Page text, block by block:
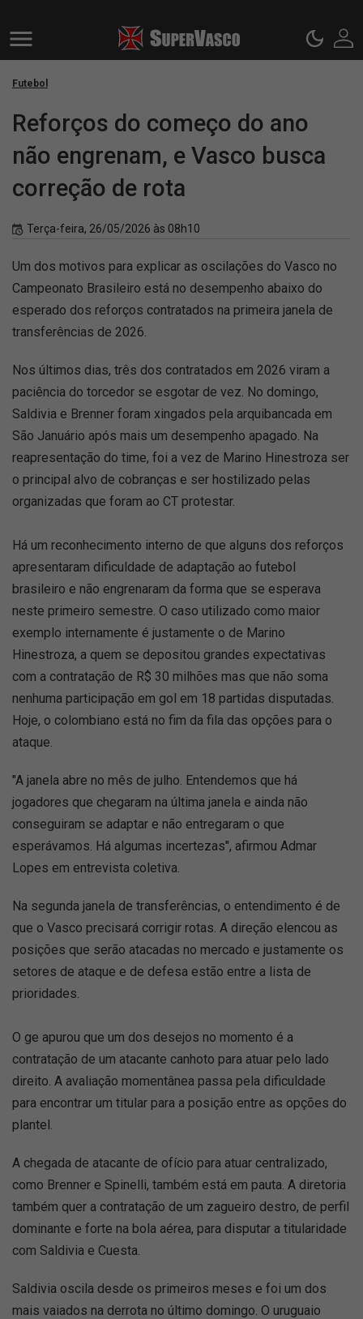
Futebol
Reforços do começo do ano
não engrenam, e Vasco busca
correção de rota
Terça-feira, 26/05/2026 às 08h10
Um dos motivos para explicar as oscilações do Vasco no
Campeonato Brasileiro está no desempenho abaixo do
esperado dos reforços contratados na primeira janela de
transferências de 2026.
Nos últimos dias, três dos contratados em 2026 viram a
paciência do torcedor se esgotar de vez. No domingo,
Saldivia e Brenner foram xingados pela arquibancada em
São Januário após mais um desempenho apagado. Na
reapresentação do time, foi a vez de Marino Hinestroza ser
o principal alvo de cobranças e ser hostilizado pelas
organizadas que foram ao CT protestar.
Há um reconhecimento interno de que alguns dos reforços
apresentaram dificuldade de adaptação ao futebol
brasileiro e não engrenaram da forma que se esperava
neste primeiro semestre. O caso utilizado como maior
exemplo internamente é justamente o de Marino
Hinestroza, a quem se depositou grandes expectativas
com a contratação de R$ 30 milhões mas que não soma
nenhuma participação em gol em 18 partidas disputadas.
Hoje, o colombiano está no fim da fila das opções para o
ataque.
"A janela abre no mês de julho. Entendemos que há
jogadores que chegaram na última janela e ainda não
conseguiram se adaptar e não entregaram o que
esperávamos. Há algumas incertezas", afirmou Admar
Lopes em entrevista coletiva.
Na segunda janela de transferências, o entendimento é de
que o Vasco precisará corrigir rotas. A direção elencou as
posições que serão atacadas no mercado e justamente os
setores de ataque e de defesa estão entre a lista de
prioridades.
O ge apurou que um dos desejos no momento é a
contratação de um atacante canhoto para atuar pelo lado
direito. A avaliação momentânea passa pela dificuldade
para encontrar um titular para a posição entre as opções do
plantel.
A chegada de atacante de ofício para atuar centralizado,
como Brenner e Spinelli, também está em pauta. A diretoria
também quer a contratação de um zagueiro destro, de perfil
dominante e forte na bola aérea, para disputar a titularidade
com Saldivia e Cuesta.
Saldivia oscila desde os primeiros meses e foi um dos
mais vaiados na derrota no último domingo. O uruguaio